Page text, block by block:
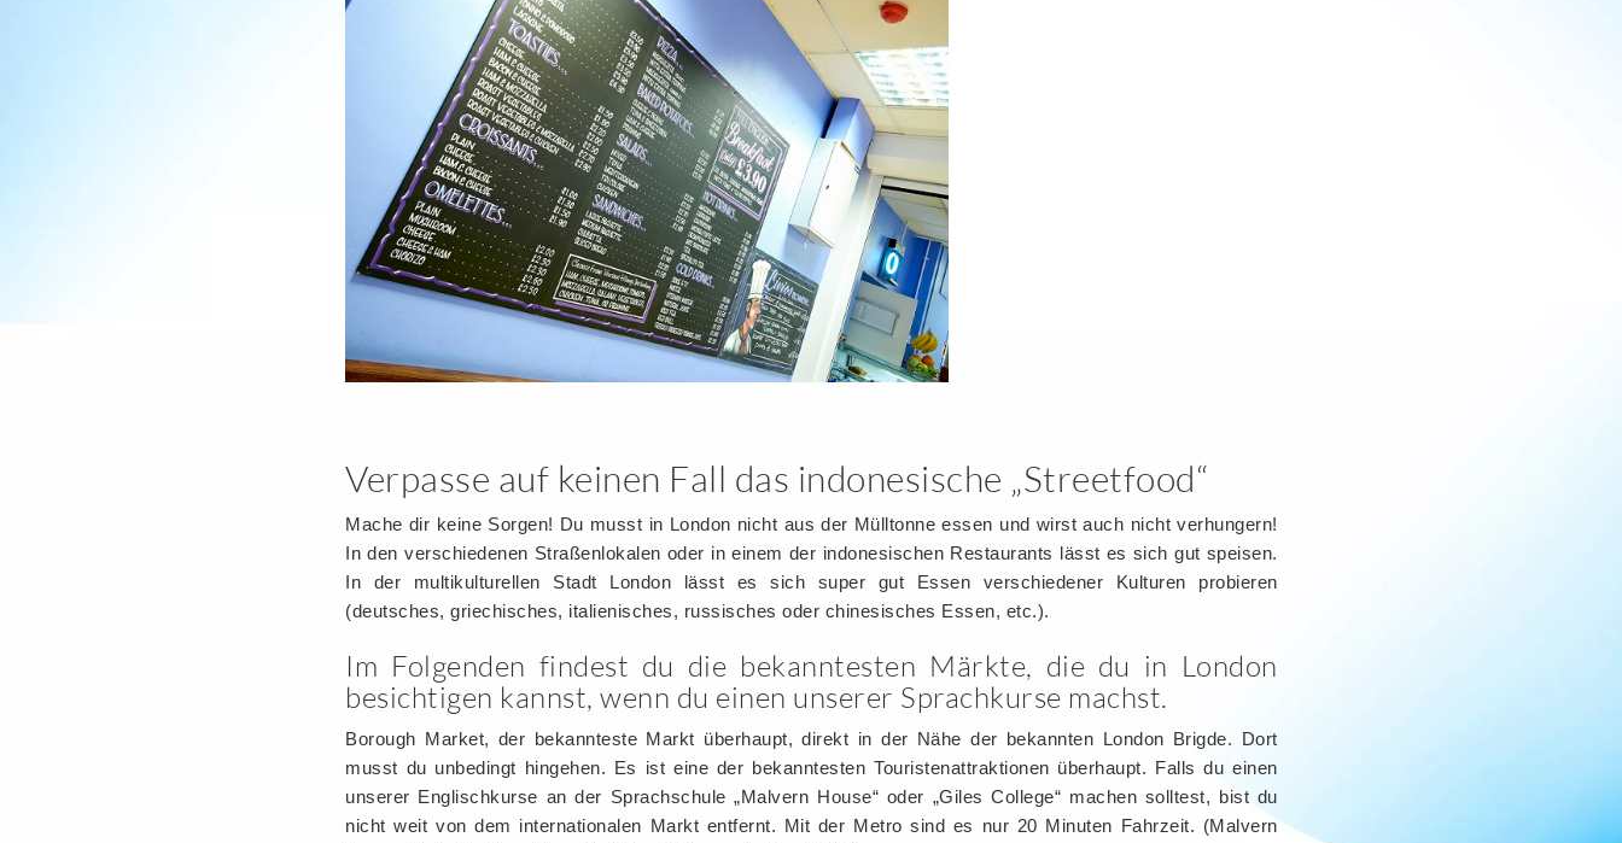
Verpasse auf keinen Fall das indonesische „Streetfood“
Mache dir keine Sorgen! Du musst in London nicht aus der Mülltonne essen und wirst auch nicht verhungern!
In den verschiedenen Straßenlokalen oder in einem der indonesischen Restaurants lässt es sich gut speisen.
In der multikulturellen Stadt London lässt es sich super gut Essen verschiedener Kulturen probieren
(deutsches, griechisches, italienisches, russisches oder chinesisches Essen, etc.).
Im Folgenden findest du die bekanntesten Märkte, die du in London
besichtigen kannst, wenn du einen unserer Sprachkurse machst.
Borough Market, der bekannteste Markt überhaupt, direkt in der Nähe der bekannten London Brigde. Dort
musst du unbedingt hingehen. Es ist eine der bekanntesten Touristenattraktionen überhaupt. Falls du einen
unserer Englischkurse an der Sprachschule „Malvern House“ oder „Giles College“ machen solltest, bist du
nicht weit von dem internationalen Markt entfernt. Mit der Metro sind es nur 20 Minuten Fahrzeit. (Malvern